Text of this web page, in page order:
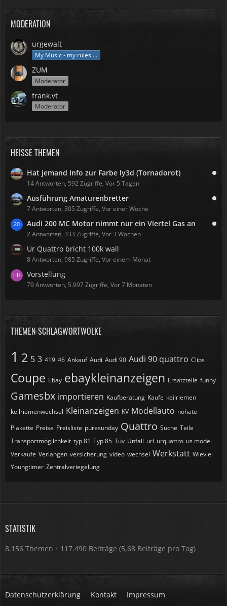
MODERATION
urgewalt
My Music - my rules ...
ZUM
Moderator
frank.vt
Moderator
HEISSE THEMEN
Hat jemand Info zur Farbe ly3d (Tornadorot)
14 Antworten, 592 Zugriffe, Vor 5 Tagen
Ausführung Amaturenbretter
7 Antworten, 305 Zugriffe, Vor einer Woche
Audi 200 MC Motor nimmt nur ein Viertel Gas an
2 Antworten, 333 Zugriffe, Vor 3 Wochen
Ur Quattro bricht 100k wall
8 Antworten, 985 Zugriffe, Vor einem Monat
Vorstellung
79 Antworten, 5.997 Zugriffe, Vor 7 Monaten
THEMEN-SCHLAGWORTWOLKE
1 2 5 3 419 46 Ankauf Audi Audi 90 Audi 90 quattro Clips
Coupe Ebay ebaykleinanzeigen Ersatzteile funny
Gamesbx importieren Kaufberatung Kaufe keilriemen
keilriemenwechsel Kleinanzeigen KV Modellauto nohate
Plakette Preise Preisliste puresunday Quattro Suche Teile
Transportmöglichkeit typ 81 Typ 85 Tüv Unfall uri urquattro us model
Verkaufe Verlangen versicherung video wechsel Werkstatt Wieviel
Youngtimer Zentralveriegelung
STATISTIK
8.156 Themen 117.490 Beiträge (5,68 Beiträge pro Tag)
Datenschutzerklärung Kontakt Impressum